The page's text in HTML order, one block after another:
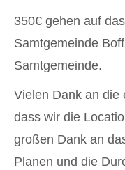
350€ gehen auf
Samtgemeinde
Samtgemeinde.
Vielen Dank an die
dass wir die
großen Dank an
Planen und die